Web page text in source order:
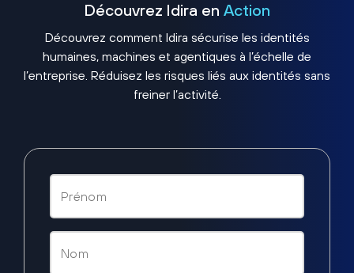
Découvrez Idira en Action
Découvrez comment Idira sécurise les identités
humaines, machines et agentiques à l’échelle de
l’entreprise. Réduisez les risques liés aux identités sans
freiner l’activité.